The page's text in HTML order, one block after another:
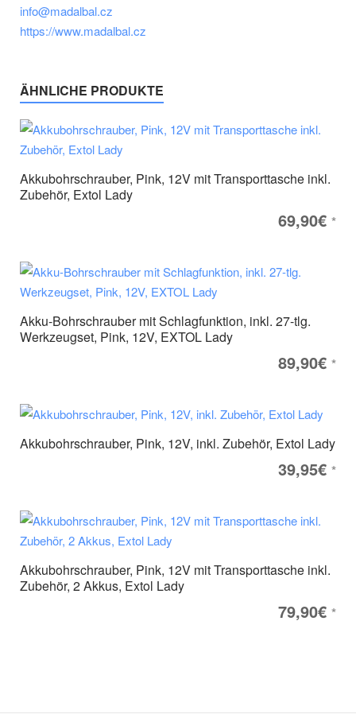
info@madalbal.cz
https://www.madalbal.cz
ÄHNLICHE PRODUKTE
Akkubohrschrauber, Pink, 12V mit Transporttasche inkl.
Zubehör, Extol Lady
69,90€ *
Akku-Bohrschrauber mit Schlagfunktion, inkl. 27-tlg.
Werkzeugset, Pink, 12V, EXTOL Lady
89,90€ *
Akkubohrschrauber, Pink, 12V, inkl. Zubehör, Extol Lady
39,95€ *
Akkubohrschrauber, Pink, 12V mit Transporttasche inkl.
Zubehör, 2 Akkus, Extol Lady
79,90€ *